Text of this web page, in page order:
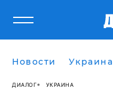
Новости Украина
ДИАЛОГ УКРАИНА